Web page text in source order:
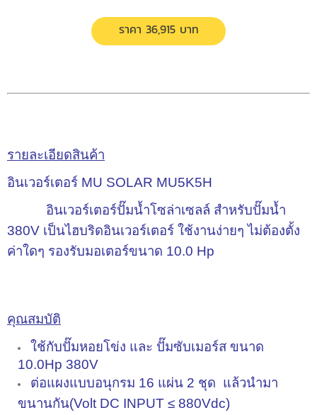
ราคา 36,915 บาท
รายละเอียดสินค้า
อินเวอร์เตอร์ MU SOLAR MU5K5H
อินเวอร์เตอร์ปั๊มน้ำโซล่าเซลล์ สำหรับปั๊มน้ำ
380V เป็นไฮบริดอินเวอร์เตอร์ ใช้งานง่ายๆ ไม่ต้องตั้ง
ค่าใดๆ รองรับมอเตอร์ขนาด 10.0 Hp
คุณสมบัติ
ใช้กับปั๊มหอยโข่ง และ ปั๊มซับเมอร์ส ขนาด
10.0Hp 380V
ต่อแผงแบบอนุกรม 16 แผ่น 2 ชุด แล้วนำมา
ขนานกัน(Volt DC INPUT ≤ 880Vdc)